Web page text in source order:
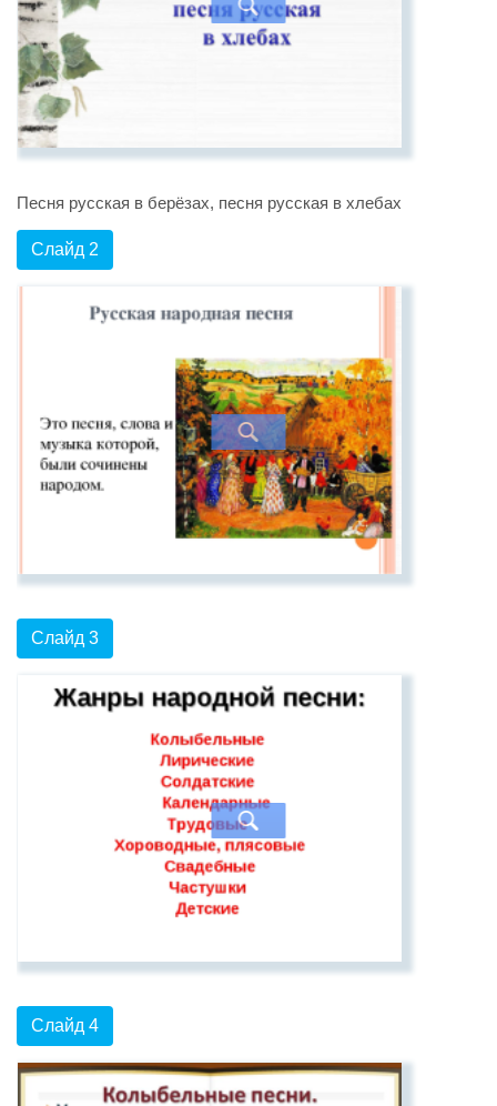
Песня русская в берёзах, песня русская в хлебах
Слайд 2
Слайд 3
Слайд 4